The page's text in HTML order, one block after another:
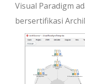
Visual Paradigm
bersertifikasi